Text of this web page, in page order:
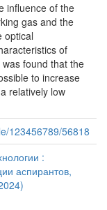
influence of the
gas and the
optical
of
found that the
to increase
relatively low
123456789/56818
:
аспирантов,